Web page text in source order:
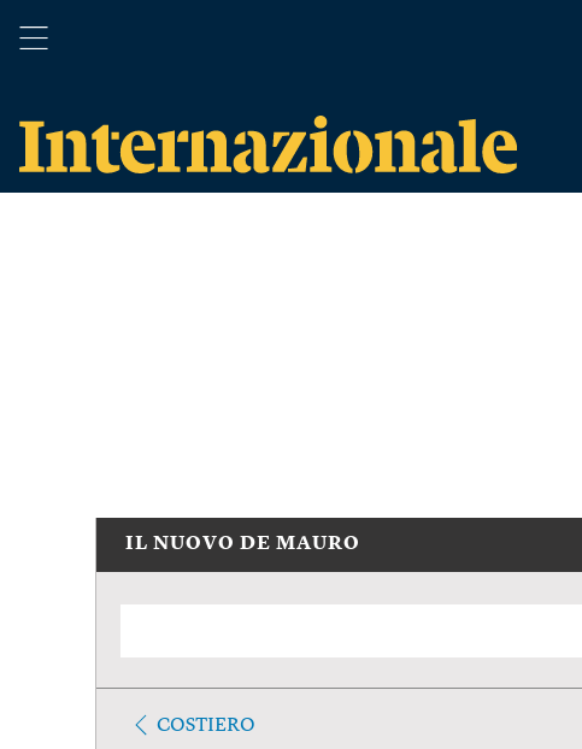
IL NUOVO DE MAURO
COSTIERO